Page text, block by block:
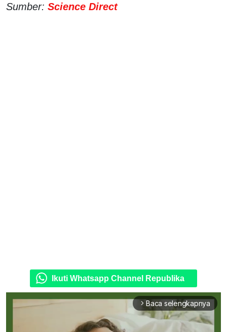
Sumber: Science Direct
Ikuti Whatsapp Channel Republika
arrow_forward_ios Baca selengkapnya